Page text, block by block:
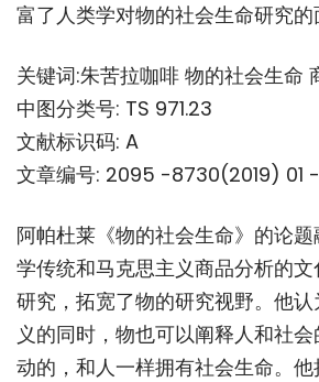
富了人类学对物的社会生命研究的
关键词:朱苦拉咖啡 物的社会生命
中图分类号: TS 971.23
文献标识码: A
文章编号: 2095 -8730(2019) 01
阿帕杜莱《物的社会生命》的论
学传统和马克思主义商品分析的
研究，拓宽了物的研究视野。他
义的同时，物也可以阐释人和社
动的，和人一样拥有社会生命。他